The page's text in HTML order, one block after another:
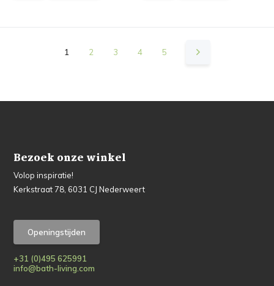
1 2 3 4 5
Bezoek onze winkel
Volop inspiratie!
Kerkstraat 78, 6031 CJ Nederweert
Openingstijden
+31 (0)495 625991
info@bath-living.com